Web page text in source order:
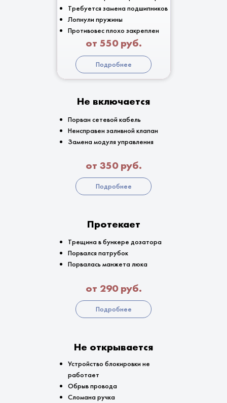
Требуется замена подшипников
Лопнули пружины
Противовес плохо закреплен
от 550 руб.
Подробнее
Не включается
Порван сетевой кабель
Неисправен заливной клапан
Замена модуля управления
от 350 руб.
Подробнее
Протекает
Трещина в бункере дозатора
Порвался патрубок
Порвалась манжета люка
от 290 руб.
Подробнее
Не открывается
Устройство блокировки не
работает
Обрыв провода
Сломана ручка